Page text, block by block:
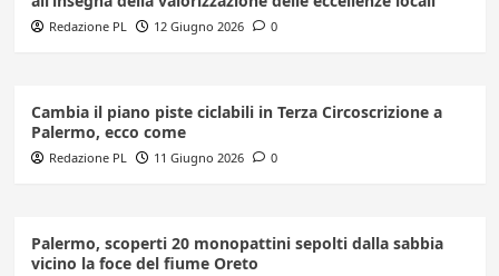
Redazione PL 12 Giugno 2026 0
Cambia il piano piste ciclabili in Terza Circoscrizione a
Palermo, ecco come
Redazione PL 11 Giugno 2026 0
Palermo, scoperti 20 monopattini sepolti dalla sabbia
vicino la foce del fiume Oreto